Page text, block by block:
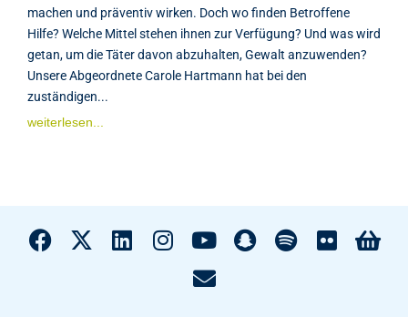
machen und präventiv wirken. Doch wo finden Betroffene
Hilfe? Welche Mittel stehen ihnen zur Verfügung? Und was wird
getan, um die Täter davon abzuhalten, Gewalt anzuwenden?
Unsere Abgeordnete Carole Hartmann hat bei den
zuständigen...
weiterlesen...